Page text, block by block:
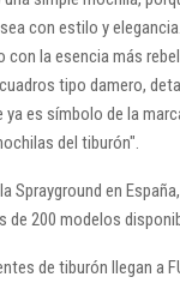
con estilo y
con la esencia más
tipo damero,
ya es símbolo de la
del tiburón".
Sprayground en
de 200 modelos
de tiburón llegan a